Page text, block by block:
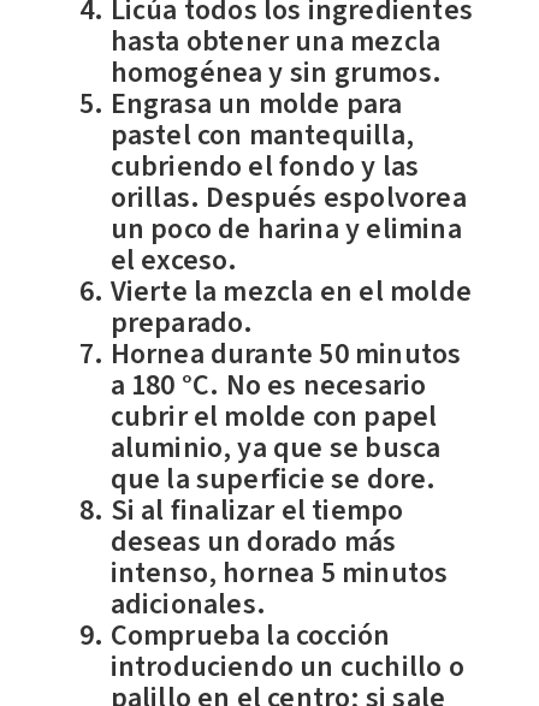
Licúa todos los ingredientes
hasta obtener una mezcla
homogénea y sin grumos.
Engrasa un molde para
pastel con mantequilla,
cubriendo el fondo y las
orillas. Después espolvorea
un poco de harina y elimina
el exceso.
Vierte la mezcla en el molde
preparado.
Hornea durante 50 minutos
a 180 °C. No es necesario
cubrir el molde con papel
aluminio, ya que se busca
que la superficie se dore.
Si al finalizar el tiempo
deseas un dorado más
intenso, hornea 5 minutos
adicionales.
Comprueba la cocción
introduciendo un cuchillo o